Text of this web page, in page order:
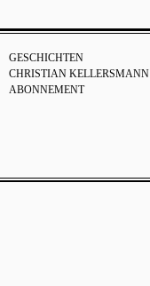
GESCHICHTEN
CHRISTIAN KELLERSMANN
ABONNEMENT